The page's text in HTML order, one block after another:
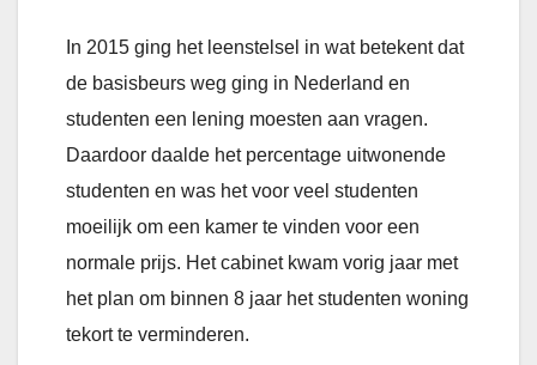
In 2015 ging het leenstelsel in wat betekent dat
de basisbeurs weg ging in Nederland en
studenten een lening moesten aan vragen.
Daardoor daalde het percentage uitwonende
studenten en was het voor veel studenten
moeilijk om een kamer te vinden voor een
normale prijs. Het cabinet kwam vorig jaar met
het plan om binnen 8 jaar het studenten woning
tekort te verminderen.